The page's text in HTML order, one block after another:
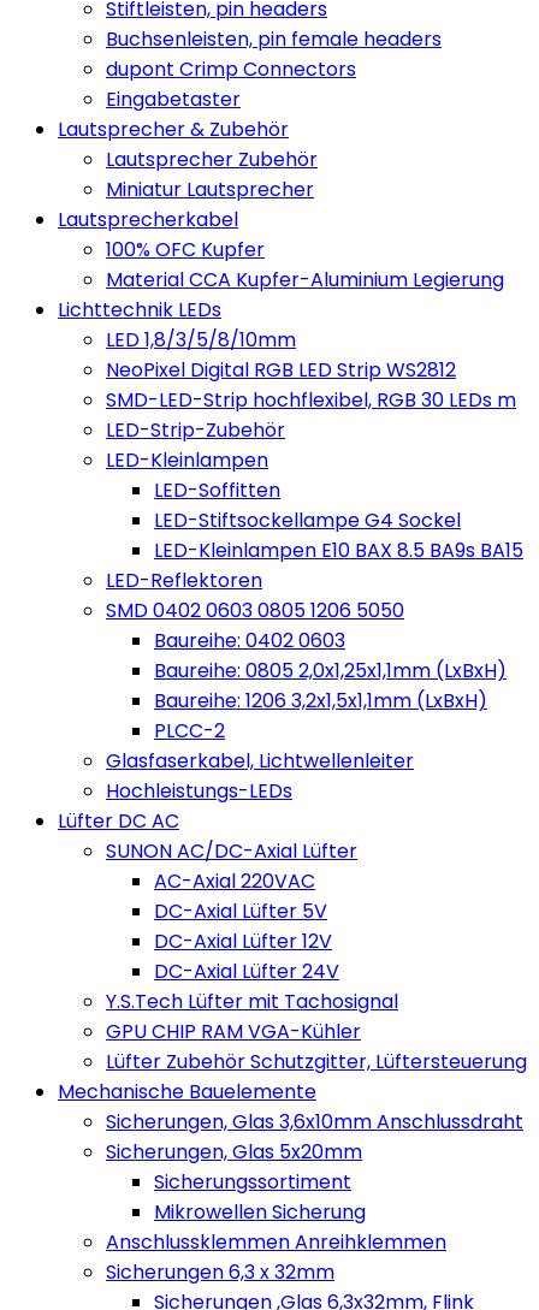
Stiftleisten, pin headers
Buchsenleisten, pin female headers
dupont Crimp Connectors
Eingabetaster
Lautsprecher & Zubehör
Lautsprecher Zubehör
Miniatur Lautsprecher
Lautsprecherkabel
100% OFC Kupfer
Material CCA Kupfer-Aluminium Legierung
Lichttechnik LEDs
LED 1,8/3/5/8/10mm
NeoPixel Digital RGB LED Strip WS2812
SMD-LED-Strip hochflexibel, RGB 30 LEDs m
LED-Strip-Zubehör
LED-Kleinlampen
LED-Soffitten
LED-Stiftsockellampe G4 Sockel
LED-Kleinlampen E10 BAX 8.5 BA9s BA15
LED-Reflektoren
SMD 0402 0603 0805 1206 5050
Baureihe: 0402 0603
Baureihe: 0805 2,0x1,25x1,1mm (LxBxH)
Baureihe: 1206 3,2x1,5x1,1mm (LxBxH)
PLCC-2
Glasfaserkabel, Lichtwellenleiter
Hochleistungs-LEDs
Lüfter DC AC
SUNON AC/DC-Axial Lüfter
AC-Axial 220VAC
DC-Axial Lüfter 5V
DC-Axial Lüfter 12V
DC-Axial Lüfter 24V
Y.S.Tech Lüfter mit Tachosignal
GPU CHIP RAM VGA-Kühler
Lüfter Zubehör Schutzgitter, Lüftersteuerung
Mechanische Bauelemente
Sicherungen, Glas 3,6x10mm Anschlussdraht
Sicherungen, Glas 5x20mm
Sicherungssortiment
Mikrowellen Sicherung
Anschlussklemmen Anreihklemmen
Sicherungen 6,3 x 32mm
Sicherungen ,Glas 6,3x32mm, Flink